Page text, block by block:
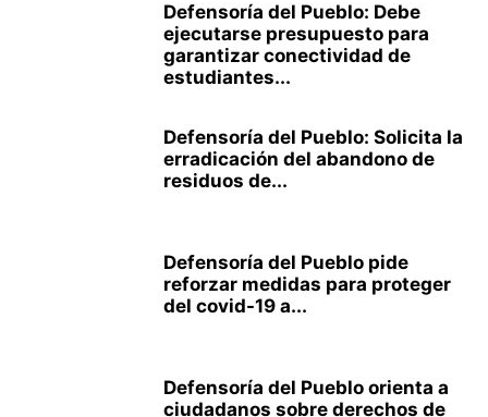
Defensoría del Pueblo: Debe
ejecutarse presupuesto para
garantizar conectividad de
estudiantes...
Defensoría del Pueblo: Solicita la
erradicación del abandono de
residuos de...
Defensoría del Pueblo pide
reforzar medidas para proteger
del covid-19 a...
Defensoría del Pueblo orienta a
ciudadanos sobre derechos de